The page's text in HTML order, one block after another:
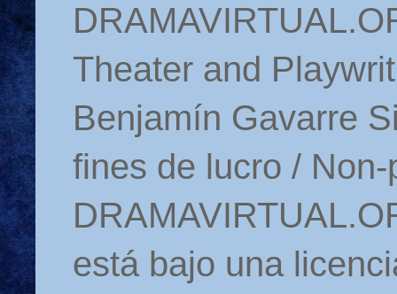
Theater and
Benjamín Gavarre
fines de lucro /
está bajo una